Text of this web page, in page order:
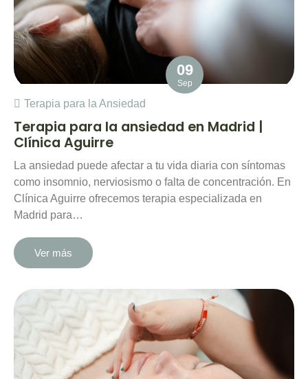
09
Sep
Terapia para la Ansiedad
Terapia para la ansiedad en Madrid |
Clínica Aguirre
La ansiedad puede afectar a tu vida diaria con síntomas
como insomnio, nerviosismo o falta de concentración. En
Clínica Aguirre ofrecemos terapia especializada en
Madrid para…
Ver más